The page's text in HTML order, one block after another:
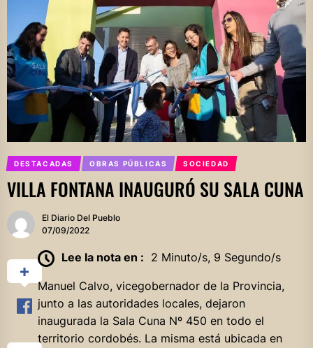
DESTACADAS OBRAS PÚBLICAS SOCIEDAD
VILLA FONTANA INAUGURÓ SU SALA CUNA
El Diario Del Pueblo
07/09/2022
Lee la nota en : 2 Minuto/s, 9 Segundo/s
Manuel Calvo, vicegobernador de la Provincia,
junto a las autoridades locales, dejaron
inaugurada la Sala Cuna Nº 450 en todo el
territorio cordobés. La misma está ubicada en